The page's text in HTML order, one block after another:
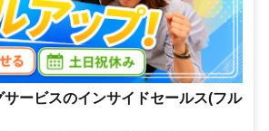
ービスのインサイドセールス(フル